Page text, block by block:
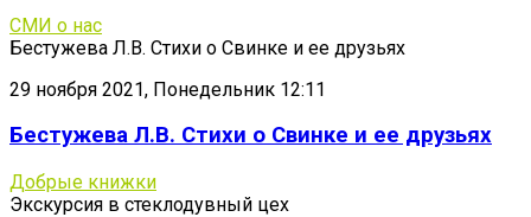
СМИ о нас
Бестужева Л.В. Стихи о Свинке и ее друзьях
29 ноября 2021, Понедельник 12:11
Бестужева Л.В. Стихи о Свинке и ее друзьях
Добрые книжки
Экскурсия в стеклодувный цех